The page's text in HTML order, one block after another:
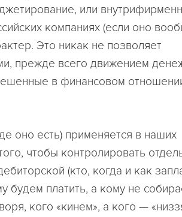
или
компаниях (если оно
Это никак не позволяет
прежде всего движением
в финансовом
оно есть) применяется в наших
чтобы контролировать
(кто, когда и как
будем платить, а кому не
кого «кинем», а кого —